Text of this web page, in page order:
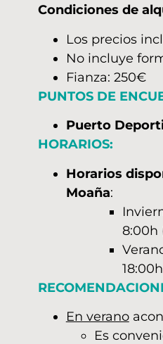
Condiciones de
Los precios
No incluye
Fianza: 250€
PUNTOS DE
Puerto
HORARIOS:
Horarios
Moaña:
8:00h
En verano
Es